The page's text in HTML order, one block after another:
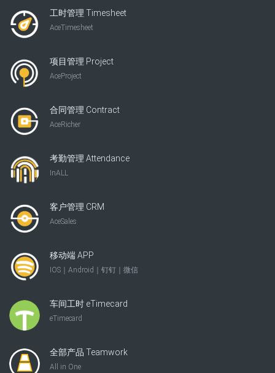
工时管理 Timesheet
AceTimesheet
项目管理 Project
AceProject
合同管理 Contract
AceRicher
考勤管理 Attendance
InALL
客户管理 CRM
AceSales
移动端 APP
IOS｜Android｜钉钉｜微信
车间工时 eTimecard
eTimecard
全部产品 Teamwork
All in One